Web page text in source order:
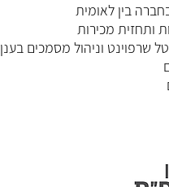
בין לאומית
ותחזית מכירות
שרפוינט וניהול מסמכים בענן